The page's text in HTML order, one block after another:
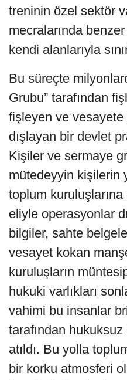
treninin özel sektör
mecralarında
kendi alanlarıyla
Bu süreçte
Grubu” tarafından
fişleyen ve
dışlayan bir devlet
Kişiler ve sermaye
mütedeyyin kişilerin
toplum
eliyle operasyonlar
bilgiler, sahte
vesayet kokan
kuruluşların
hukuki varlıkları
vahimi bu insanlar
tarafından
atıldı. Bu yolla
bir korku atmosferi